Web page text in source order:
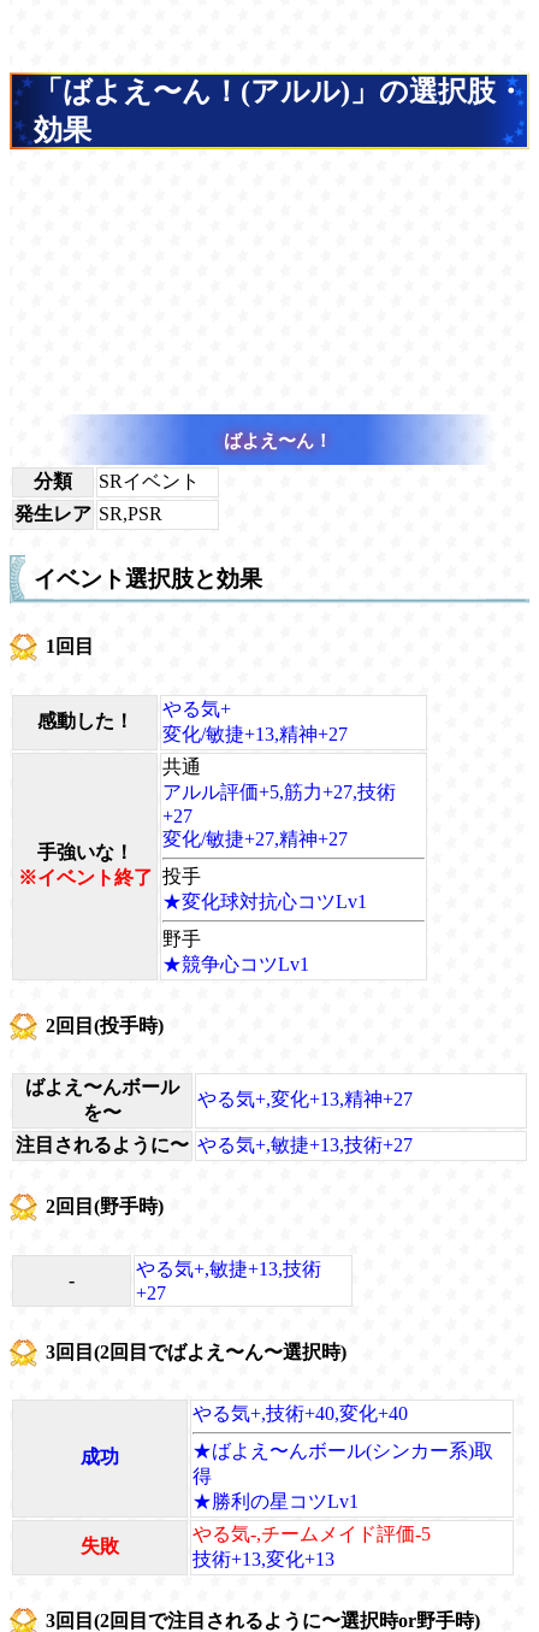
「ばよえ〜ん！(アルル)」の選択肢・
効果
ばよえ〜ん！
分類
SRイベント
発生レア SR,PSR
イベント選択肢と効果
1回目
感動した！
やる気+
変化/敏捷+13,精神+27
手強いな！
※イベント終了
共通
アルル評価+5,筋力+27,技術
+27
変化/敏捷+27,精神+27
投手
★変化球対抗心コツLv1
野手
★競争心コツLv1
2回目(投手時)
ばよえ〜んボール
を〜
やる気+,変化+13,精神+27
注目されるように〜 やる気+,敏捷+13,技術+27
2回目(野手時)
-
やる気+,敏捷+13,技術
+27
3回目(2回目でばよえ〜ん〜選択時)
成功
やる気+,技術+40,変化+40
★ばよえ〜んボール(シンカー系)取
得
★勝利の星コツLv1
失敗
やる気-,チームメイド評価-5
技術+13,変化+13
3回目(2回目で注目されるように〜選択時or野手時)